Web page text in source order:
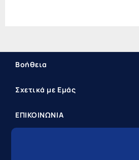
Βοήθεια
Σχετικά με Εμάς
ΕΠΙΚΟΙΝΩΝΙΑ